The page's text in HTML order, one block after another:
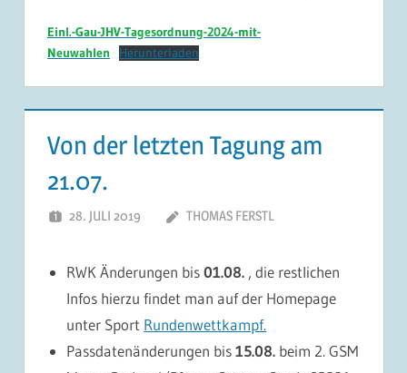
Einl.-Gau-JHV-Tagesordnung-2024-mit-
Neuwahlen
Herunterladen
Von der letzten Tagung am
21.07.
28. JULI 2019 THOMAS FERSTL
RWK Änderungen bis01.08. , die restlichen
Infos hierzu findet man auf der Homepage
unter Sport Rundenwettkampf.
Passdatenänderungen bis15.08. beim 2. GSM